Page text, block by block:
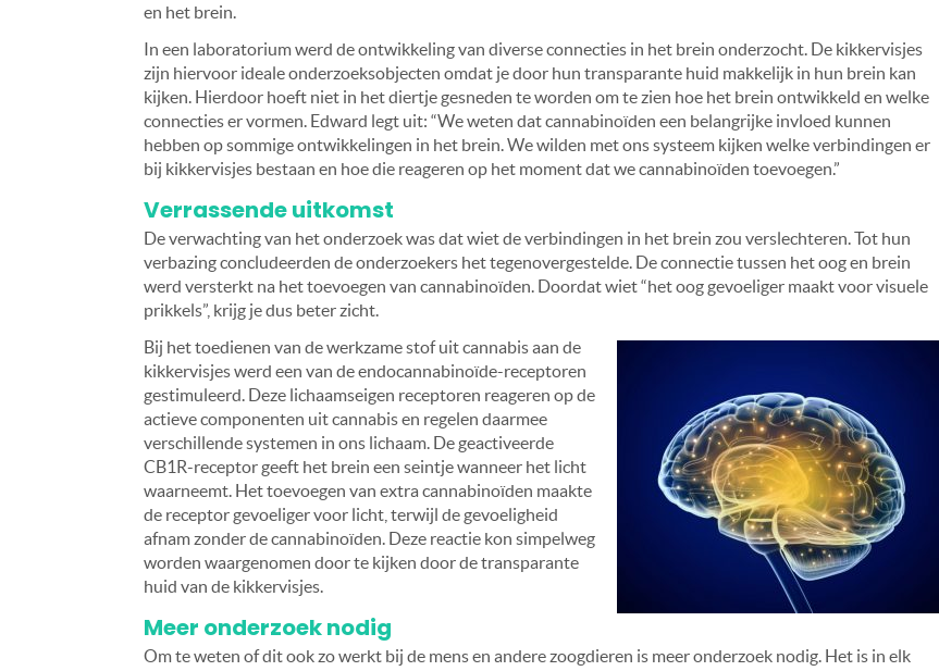
en het brein.
In een laboratorium werd de ontwikkeling van diverse connecties in het brein onderzocht. De kikkervisjes
zijn hiervoor ideale onderzoeksobjecten omdat je door hun transparante huid makkelijk in hun brein kan
kijken. Hierdoor hoeft niet in het diertje gesneden te worden om te zien hoe het brein ontwikkeld en welke
connecties er vormen. Edward legt uit: “We weten dat cannabinoïden een belangrijke invloed kunnen
hebben op sommige ontwikkelingen in het brein. We wilden met ons systeem kijken welke verbindingen er
bij kikkervisjes bestaan en hoe die reageren op het moment dat we cannabinoïden toevoegen.”
Verrassende uitkomst
De verwachting van het onderzoek was dat wiet de verbindingen in het brein zou verslechteren. Tot hun
verbazing concludeerden de onderzoekers het tegenovergestelde. De connectie tussen het oog en brein
werd versterkt na het toevoegen van cannabinoïden. Doordat wiet “het oog gevoeliger maakt voor visuele
prikkels”, krijg je dus beter zicht.
Bij het toedienen van de werkzame stof uit cannabis aan de
kikkervisjes werd een van de endocannabinoïde-receptoren
gestimuleerd. Deze lichaamseigen receptoren reageren op de
actieve componenten uit cannabis en regelen daarmee
verschillende systemen in ons lichaam. De geactiveerde
CB1R-receptor geeft het brein een seintje wanneer het licht
waarneemt. Het toevoegen van extra cannabinoïden maakte
de receptor gevoeliger voor licht, terwijl de gevoeligheid
afnam zonder de cannabinoïden. Deze reactie kon simpelweg
worden waargenomen door te kijken door de transparante
huid van de kikkervisjes.
Meer onderzoek nodig
Om te weten of dit ook zo werkt bij de mens en andere zoogdieren is meer onderzoek nodig. Het is in elk